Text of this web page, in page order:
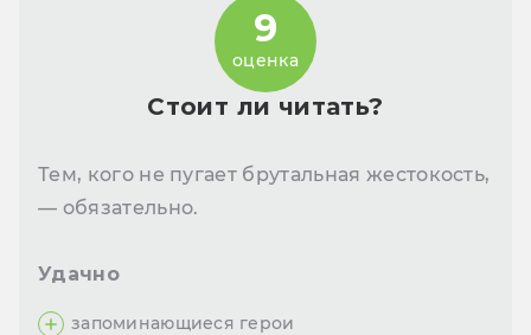
Стоит ли читать?
9
оценка
Тем, кого не пугает брутальная жестокость,
— обязательно.
Удачно
запоминающиеся герои